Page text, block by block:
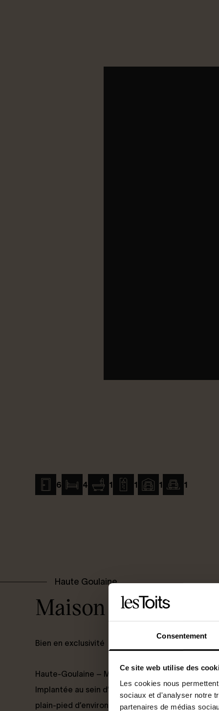
Consentement
Ce site web utilise des
Les cookies nous
sociaux et d'analyser notre
partenaires de médias
6 4 1 1 1 1
Haute Goulaine
Maison 150 m2 de
Bien en exclusivité
Haute-Goulaine – Maison familiale de plain-pied
Implantée au sein d’un environnement
plain-pied d’environ 150 m² offre un cadre de